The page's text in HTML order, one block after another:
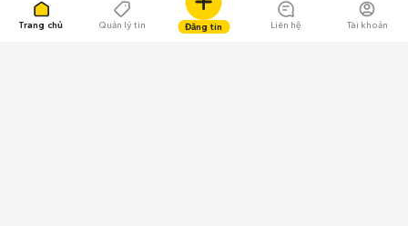
Trang chủ Quản lý tin Đăng tin Liên hệ Tài khoản